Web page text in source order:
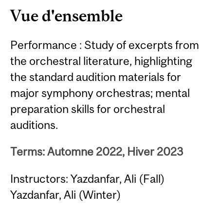
Vue d'ensemble
Performance : Study of excerpts from
the orchestral literature, highlighting
the standard audition materials for
major symphony orchestras; mental
preparation skills for orchestral
auditions.
Terms: Automne 2022, Hiver 2023
Instructors: Yazdanfar, Ali (Fall)
Yazdanfar, Ali (Winter)